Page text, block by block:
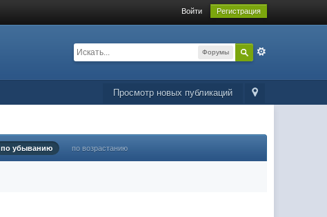
Войти Регистрация
Форумы
Просмотр новых публикаций
по убыванию по возрастанию